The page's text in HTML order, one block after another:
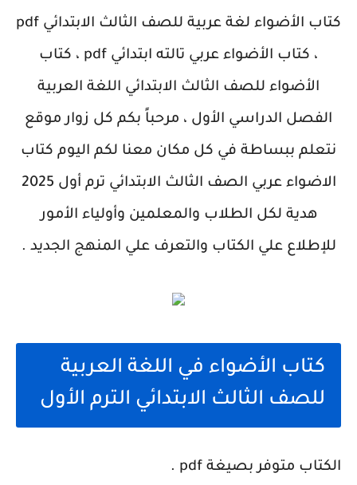
كتاب الأضواء لغة عربية للصف الثالث الابتدائي pdf
، كتاب الأضواء عربي تالته ابتدائي pdf ، كتاب
الأضواء للصف الثالث الابتدائي اللغة العربية
الفصل الدراسي الأول ، مرحباً بكم كل زوار موقع
نتعلم ببساطة في كل مكان معنا لكم اليوم كتاب
الاضواء عربي الصف الثالث الابتدائي ترم أول 2025
هدية لكل الطلاب والمعلمين وأولياء الأمور
للإطلاع علي الكتاب والتعرف علي المنهج الجديد .
كتاب الأضواء في اللغة العربية
للصف الثالث الابتدائي الترم الأول
الكتاب متوفر بصيغة pdf .